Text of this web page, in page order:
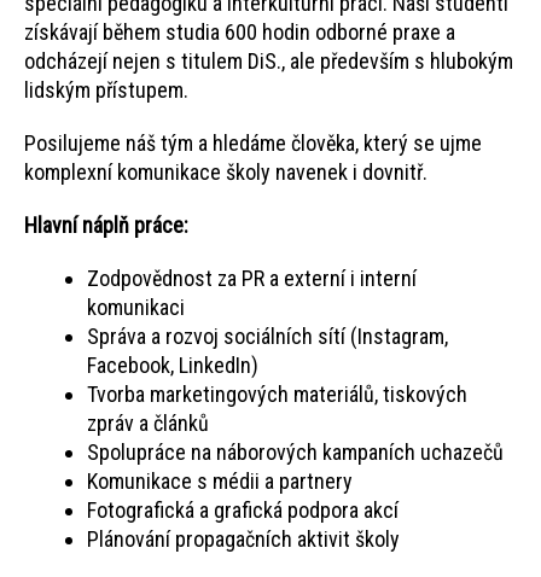
získávají během studia 600 hodin odborné praxe a
odcházejí nejen s titulem DiS., ale především s hlubokým
lidským přístupem.
Posilujeme náš tým a hledáme člověka, který se ujme
komplexní komunikace školy navenek i dovnitř.
Hlavní náplň práce:
Zodpovědnost za PR a externí i interní
komunikaci
Správa a rozvoj sociálních sítí (Instagram,
Facebook, LinkedIn)
Tvorba marketingových materiálů, tiskových
zpráv a článků
Spolupráce na náborových kampaních uchazečů
Komunikace s médii a partnery
Fotografická a grafická podpora akcí
Plánování propagačních aktivit školy